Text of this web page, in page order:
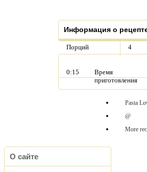
Информация о
Порций 4
0:15
Время
приготовления
Pasta
@
More
О сайте